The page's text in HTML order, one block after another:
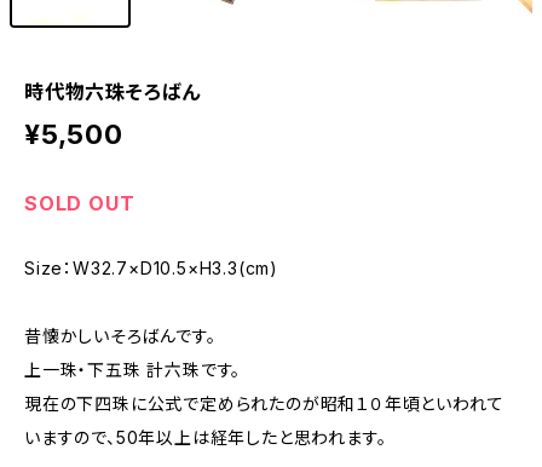
時代物六珠そろばん
¥5,500
SOLD OUT
Size：W32.7×D10.5×H3.3(cm)
昔懐かしいそろばんです。
上一珠・下五珠 計六珠です。
現在の下四珠に公式で定められたのが昭和１０年頃といわれて
いますので、50年以上は経年したと思われます。